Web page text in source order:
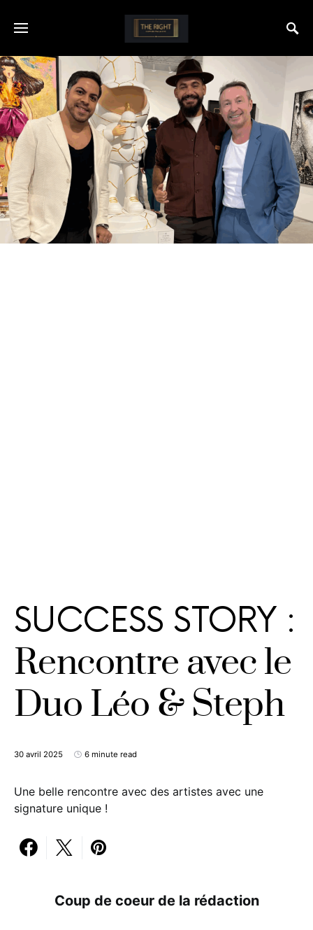
SUCCESS STORY :
Rencontre avec le
Duo Léo & Steph
30 avril 2025 6 minute read
Une belle rencontre avec des artistes avec une
signature unique !
Coup de coeur de la rédaction